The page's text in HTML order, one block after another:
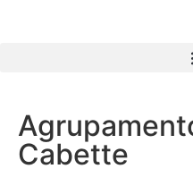
Cabette